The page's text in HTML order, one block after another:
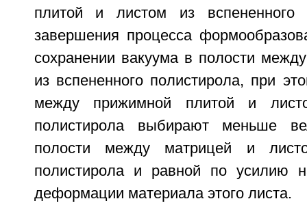
плитой и листом из вспененного
завершения процесса
сохранении вакуума в полости
из вспененного полистирола, при
между прижимной плитой и
полистирола выбирают меньше
полости между матрицей и
полистирола и равной по усилию
деформации материала этого листа.